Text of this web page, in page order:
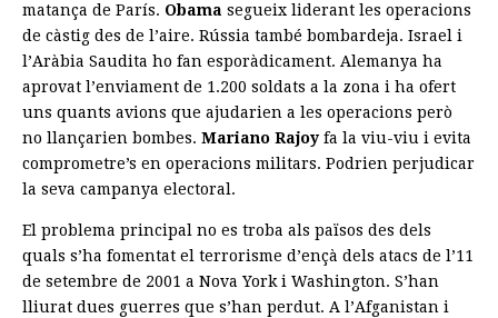
matança de París. Obama segueix liderant les operacions
de càstig des de l’aire. Rússia també bombardeja. Israel i
l’Aràbia Saudita ho fan esporàdicament. Alemanya ha
aprovat l’enviament de 1.200 soldats a la zona i ha ofert
uns quants avions que ajudarien a les operacions però
no llançarien bombes. Mariano Rajoyfa la viu-viu i evita
comprometre’s en operacions militars. Podrien perjudicar
la seva campanya electoral.
El problema principal no es troba als països des dels
quals s’ha fomentat el terrorisme d’ençà dels atacs de l’11
de setembre de 2001 a Nova York i Washington. S’han
lliurat dues guerres que s’han perdut. A l’Afganistan i